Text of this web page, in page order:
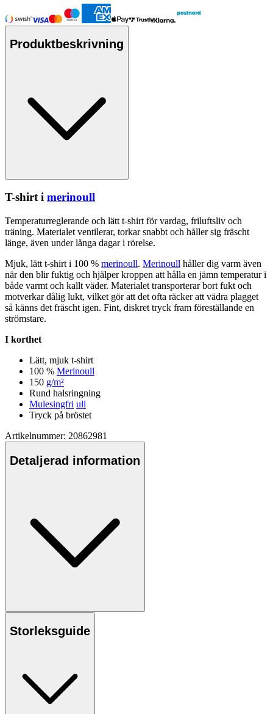
Produktbeskrivning
T-shirt i merinoull
Temperaturreglerande och lätt t-shirt för vardag, friluftsliv och
träning. Materialet ventilerar, torkar snabbt och håller sig fräscht
länge, även under långa dagar i rörelse.
Mjuk, lätt t-shirt i 100 % merinoull. Merinoull håller dig varm även
när den blir fuktig och hjälper kroppen att hålla en jämn temperatur i
både varmt och kallt väder. Materialet transporterar bort fukt och
motverkar dålig lukt, vilket gör att det ofta räcker att vädra plagget
så känns det fräscht igen. Fint, diskret tryck fram föreställande en
strömstare.
I korthet
Lätt, mjuk t-shirt
100 % Merinoull
150 g/m²
Rund halsringning
Mulesingfri ull
Tryck på bröstet
Artikelnummer: 20862981
Detaljerad information
Storleksguide